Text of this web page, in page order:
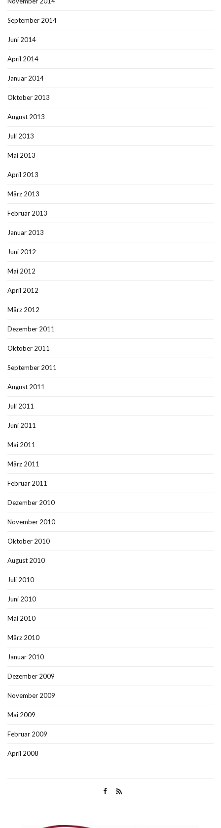
September 2014
Juni 2014
April 2014
Januar 2014
Oktober 2013
August 2013
Juli 2013
Mai 2013
April 2013
März 2013
Februar 2013
Januar 2013
Juni 2012
Mai 2012
April 2012
März 2012
Dezember 2011
Oktober 2011
September 2011
August 2011
Juli 2011
Juni 2011
Mai 2011
März 2011
Februar 2011
Dezember 2010
November 2010
Oktober 2010
August 2010
Juli 2010
Juni 2010
Mai 2010
März 2010
Januar 2010
Dezember 2009
November 2009
Mai 2009
Februar 2009
April 2008